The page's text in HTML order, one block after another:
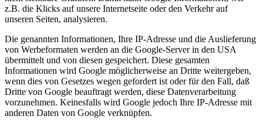
z.B. die Klicks auf unsere Internetseite oder den Verkehr auf
unseren Seiten, analysieren.
Die genannten Informationen, Ihre IP-Adresse und die Auslieferung
von Werbeformaten werden an die Google-Server in den USA
übermittelt und von diesen gespeichert. Diese gesamten
Informationen wird Google möglicherweise an Dritte weitergeben,
wenn dies von Gesetzes wegen gefordert ist oder für den Fall, daß
Dritte von Google beauftragt werden, diese Datenverarbeitung
vorzunehmen. Keinesfalls wird Google jedoch Ihre IP-Adresse mit
anderen Daten von Google verknüpfen.